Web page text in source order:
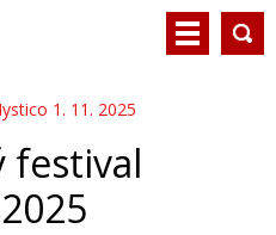
1. 11. 2025
festival